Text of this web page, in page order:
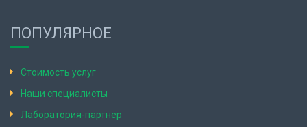
ПОПУЛЯРНОЕ
Стоимость услуг
Наши специалисты
Лаборатория-партнер